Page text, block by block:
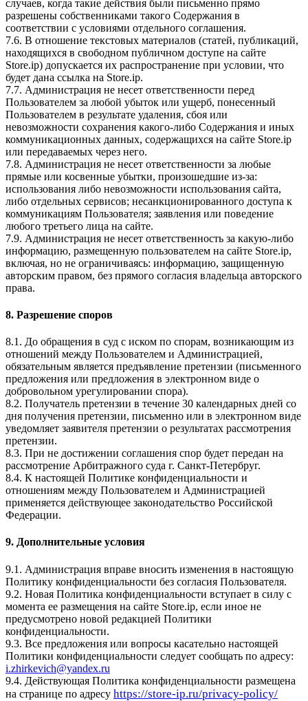
случаев, когда такие действия были письменно прямо
разрешены собственниками такого Содержания в
соответствии с условиями отдельного соглашения.
7.6. В отношение текстовых материалов (статей, публикаций,
находящихся в свободном публичном доступе на сайте
Store.ip) допускается их распространение при условии, что
будет дана ссылка на Store.ip.
7.7. Администрация не несет ответственности перед
Пользователем за любой убыток или ущерб, понесенный
Пользователем в результате удаления, сбоя или
невозможности сохранения какого-либо Содержания и иных
коммуникационных данных, содержащихся на сайте Store.ip
или передаваемых через него.
7.8. Администрация не несет ответственности за любые
прямые или косвенные убытки, произошедшие из-за:
использования либо невозможности использования сайта,
либо отдельных сервисов; несанкционированного доступа к
коммуникациям Пользователя; заявления или поведение
любого третьего лица на сайте.
7.9. Администрация не несет ответственность за какую-либо
информацию, размещенную пользователем на сайте Store.ip,
включая, но не ограничиваясь: информацию, защищенную
авторским правом, без прямого согласия владельца авторского
права.
8. Разрешение споров
8.1. До обращения в суд с иском по спорам, возникающим из
отношений между Пользователем и Администрацией,
обязательным является предъявление претензии (письменного
предложения или предложения в электронном виде о
добровольном урегулировании спора).
8.2. Получатель претензии в течение 30 календарных дней со
дня получения претензии, письменно или в электронном виде
уведомляет заявителя претензии о результатах рассмотрения
претензии.
8.3. При не достижении соглашения спор будет передан на
рассмотрение Арбитражного суда г. Cанкт-Петербруг.
8.4. К настоящей Политике конфиденциальности и
отношениям между Пользователем и Администрацией
применяется действующее законодательство Российской
Федерации.
9. Дополнительные условия
9.1. Администрация вправе вносить изменения в настоящую
Политику конфиденциальности без согласия Пользователя.
9.2. Новая Политика конфиденциальности вступает в силу с
момента ее размещения на сайте Store.ip, если иное не
предусмотрено новой редакцией Политики
конфиденциальности.
9.3. Все предложения или вопросы касательно настоящей
Политики конфиденциальности следует сообщать по адресу:
i.zhirkevich@yandex.ru
9.4. Действующая Политика конфиденциальности размещена
на странице по адресу https://store-ip.ru/privacy-policy/